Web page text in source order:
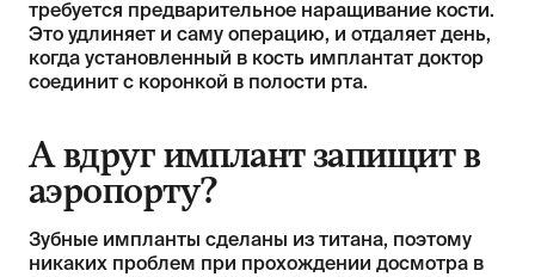
требуется предварительное наращивание кости.
Это удлиняет и саму операцию, и отдаляет день,
когда установленный в кость имплантат доктор
соединит с коронкой в полости рта.
А вдруг имплант запищит в
аэропорту?
Зубные импланты сделаны из титана, поэтому
никаких проблем при прохождении досмотра в